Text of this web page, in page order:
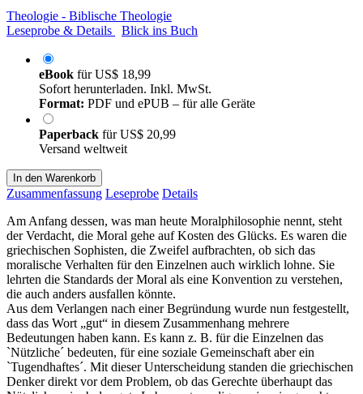
Theologie - Biblische Theologie
Leseprobe & Details
Blick ins Buch
eBook fürUS$ 18,99
Sofort herunterladen. Inkl. MwSt.
Format: PDF und ePUB – für alle Geräte
Paperback fürUS$ 20,99
Versand weltweit
In den Warenkorb
Zusammenfassung Leseprobe Details
Am Anfang dessen, was man heute Moralphilosophie nennt, steht
der Verdacht, die Moral gehe auf Kosten des Glücks. Es waren die
griechischen Sophisten, die Zweifel aufbrachten, ob sich das
moralische Verhalten für den Einzelnen auch wirklich lohne. Sie
lehrten die Standards der Moral als eine Konvention zu verstehen,
die auch anders ausfallen könnte.
Aus dem Verlangen nach einer Begründung wurde nun festgestellt,
dass das Wort „gut“ in diesem Zusammenhang mehrere
Bedeutungen haben kann. Es kann z. B. für die Einzelnen das
`Nützliche´ bedeuten, für eine soziale Gemeinschaft aber ein
`Tugendhaftes´. Mit dieser Unterscheidung standen die griechischen
Denker direkt vor dem Problem, ob das Gerechte überhaupt das